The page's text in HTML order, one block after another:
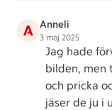
A Anneli
3 maj 2025
Jag hade
bilden, men
och pricka
jäser de ju i